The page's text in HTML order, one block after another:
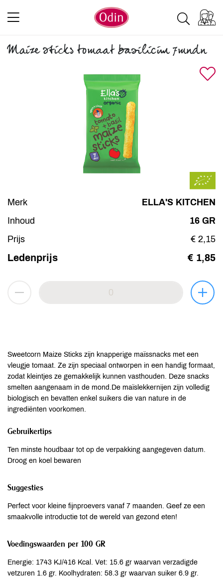
Maize sticks tomaat basilicim 7mndn
Merk
ELLA'S KITCHEN
Inhoud
16 GR
Prijs
€ 2,15
Ledenprijs € 1,85
Sweetcorn Maize Sticks zijn knapperige maïssnacks met een
vleugje tomaat. Ze zijn speciaal ontworpen in een handig formaat,
zodat kleintjes ze gemakkelijk kunnen vasthouden. Deze snacks
smelten aangenaam in de mond.De maïslekkernijen zijn volledig
biologisch en bevatten enkel suikers die van nature in de
ingrediënten voorkomen.
Gebruikertips
Ten minste houdbaar tot op de verpakking aangegeven datum.
Droog en koel bewaren
Suggesties
Perfect voor kleine fijnproevers vanaf 7 maanden. Geef ze een
smaakvolle introductie tot de wereld van gezond eten!
Voedingswaarden per 100 GR
Energie: 1743 KJ/416 Kcal. Vet: 15.6 gr waarvan verzadigde
vetzuren 1.6 gr. Koolhydraten: 58.3 gr waarvan suiker 6.9 gr.